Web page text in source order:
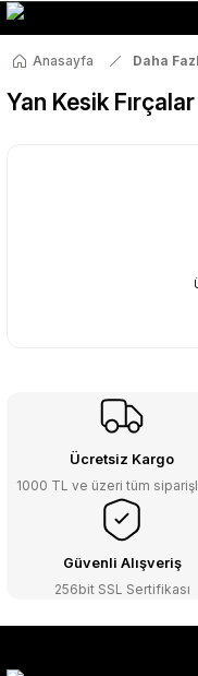
Size Özel "HG10"
Anasayfa Daha
Yan Kesik Fırçalar
Ücretsiz Kargo
1000 TL ve üzeri tüm
Güvenli Alışveriş
256bit SSL Sertifikası